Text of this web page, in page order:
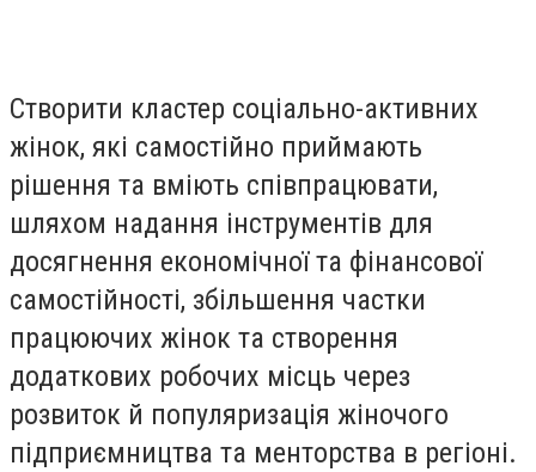
Створити кластер соціально-активних
жінок, які самостійно приймають
рішення та вміють співпрацювати,
шляхом надання інструментів для
досягнення економічної та фінансової
самостійності, збільшення частки
працюючих жінок та створення
додаткових робочих місць через
розвиток й популяризація жіночого
підприємництва та менторства в регіоні.